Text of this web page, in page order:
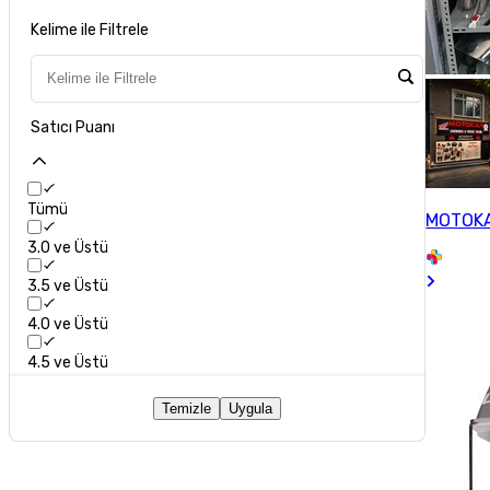
Kelime ile Filtrele
Satıcı Puanı
Tümü
3.0 ve Üstü
3.5 ve Üstü
4.0 ve Üstü
4.5 ve Üstü
Temizle Uygula